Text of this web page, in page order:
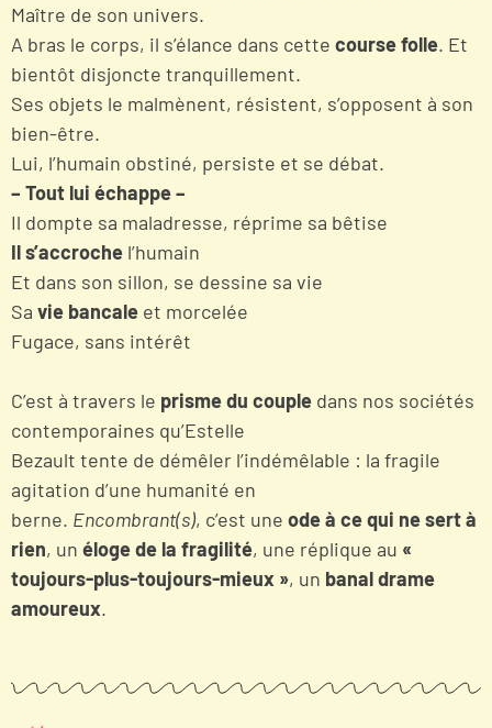
Maître de son univers.
A bras le corps, il s’élance dans cette course folle. Et
bientôt disjoncte tranquillement.
Ses objets le malmènent, résistent, s’opposent à son
bien-être.
Lui, l’humain obstiné, persiste et se débat.
– Tout lui échappe –
Il dompte sa maladresse, réprime sa bêtise
Il s’accroche l’humain
Et dans son sillon, se dessine sa vie
Sa vie bancale et morcelée
Fugace, sans intérêt
C’est à travers le prisme du couple dans nos sociétés
contemporaines qu’Estelle
Bezault tente de démêler l’indémêlable : la fragile
agitation d’une humanité en
berne. Encombrant(s), c’est une ode à ce qui ne sert à
rien, un éloge de la fragilité, une réplique au «
toujours-plus-toujours-mieux », un banal drame
amoureux.